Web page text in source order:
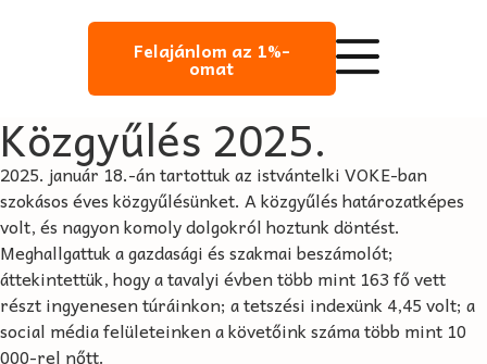
Felajánlom az 1%-
omat
Közgyűlés 2025.
2025. január 18.-án tartottuk az istvántelki VOKE-ban
szokásos éves közgyűlésünket. A közgyűlés határozatképes
volt, és nagyon komoly dolgokról hoztunk döntést.
Meghallgattuk a gazdasági és szakmai beszámolót;
áttekintettük, hogy a tavalyi évben több mint 163 fő vett
részt ingyenesen túráinkon; a tetszési indexünk 4,45 volt; a
social média felületeinken a követőink száma több mint 10
000-rel nőtt.